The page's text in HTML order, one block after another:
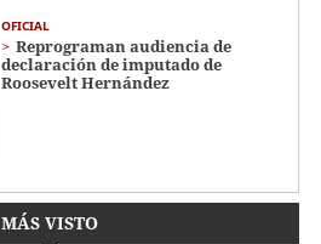
OFICIAL
Reprograman audiencia de
declaración de imputado de
Roosevelt Hernández
MÁS VISTO